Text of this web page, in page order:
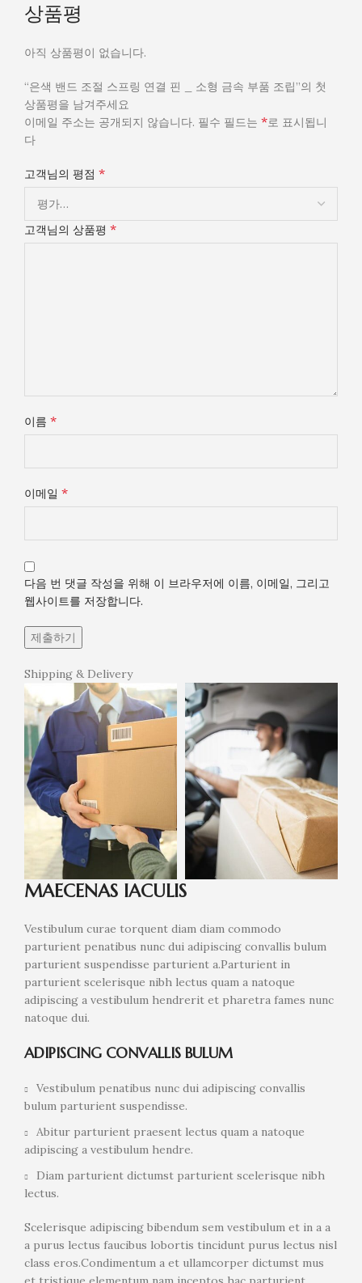
상품평
아직 상품평이 없습니다.
“은색 밴드 조절 스프링 연결 핀 _ 소형 금속 부품 조립”의 첫
상품평을 남겨주세요
이메일 주소는 공개되지 않습니다. 필수 필드는 *로 표시됩니
다
고객님의 평점 *
고객님의 상품평 *
이름 *
이메일 *
다음 번 댓글 작성을 위해 이 브라우저에 이름, 이메일, 그리고
웹사이트를 저장합니다.
Shipping & Delivery
MAECENAS IACULIS
Vestibulum curae torquent diam diam commodo
parturient penatibus nunc dui adipiscing convallis bulum
parturient suspendisse parturient a.Parturient in
parturient scelerisque nibh lectus quam a natoque
adipiscing a vestibulum hendrerit et pharetra fames nunc
natoque dui.
ADIPISCING CONVALLIS BULUM
Vestibulum penatibus nunc dui adipiscing convallis
bulum parturient suspendisse.
Abitur parturient praesent lectus quam a natoque
adipiscing a vestibulum hendre.
Diam parturient dictumst parturient scelerisque nibh
lectus.
Scelerisque adipiscing bibendum sem vestibulum et in a a
a purus lectus faucibus lobortis tincidunt purus lectus nisl
class eros.Condimentum a et ullamcorper dictumst mus